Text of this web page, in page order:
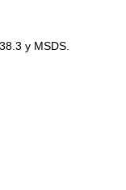
y MSDS.